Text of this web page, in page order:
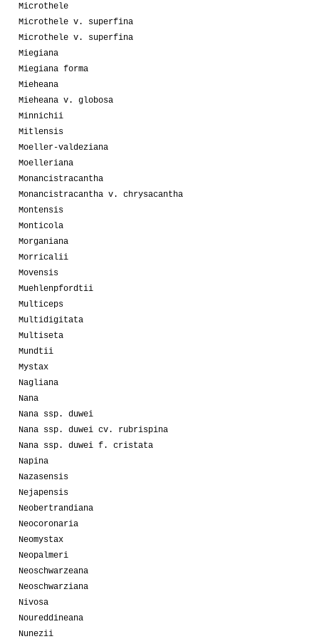
Microthele
Microthele v. superfina
Microthele v. superfina
Miegiana
Miegiana forma
Mieheana
Mieheana v. globosa
Minnichii
Mitlensis
Moeller-valdeziana
Moelleriana
Monancistracantha
Monancistracantha v. chrysacantha
Montensis
Monticola
Morganiana
Morricalii
Movensis
Muehlenpfordtii
Multiceps
Multidigitata
Multiseta
Mundtii
Mystax
Nagliana
Nana
Nana ssp. duwei
Nana ssp. duwei cv. rubrispina
Nana ssp. duwei f. cristata
Napina
Nazasensis
Nejapensis
Neobertrandiana
Neocoronaria
Neomystax
Neopalmeri
Neoschwarzeana
Neoschwarziana
Nivosa
Noureddineana
Nunezii